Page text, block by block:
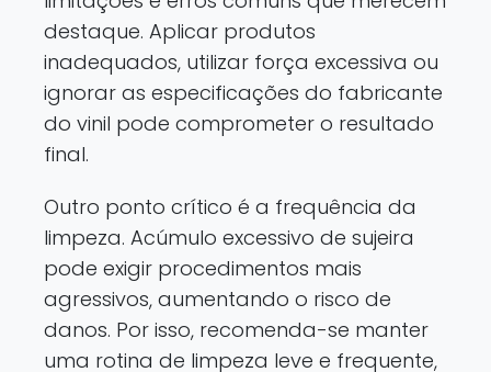
destaque. Aplicar produtos
inadequados, utilizar força excessiva ou
ignorar as especificações do fabricante
do vinil pode comprometer o resultado
final.
Outro ponto crítico é a frequência da
limpeza. Acúmulo excessivo de sujeira
pode exigir procedimentos mais
agressivos, aumentando o risco de
danos. Por isso, recomenda-se manter
uma rotina de limpeza leve e frequente,